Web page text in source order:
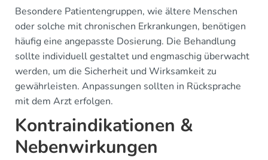
Besondere Patientengruppen, wie ältere Menschen
oder solche mit chronischen Erkrankungen, benötigen
häufig eine angepasste Dosierung. Die Behandlung
sollte individuell gestaltet und engmaschig überwacht
werden, um die Sicherheit und Wirksamkeit zu
gewährleisten. Anpassungen sollten in Rücksprache
mit dem Arzt erfolgen.
Kontraindikationen &
Nebenwirkungen